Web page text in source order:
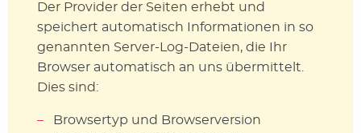
Der Provider der Seiten erhebt und
speichert automatisch Informationen in so
genannten Server-Log-Dateien, die Ihr
Browser automatisch an uns übermittelt.
Dies sind:
Browsertyp und Browserversion